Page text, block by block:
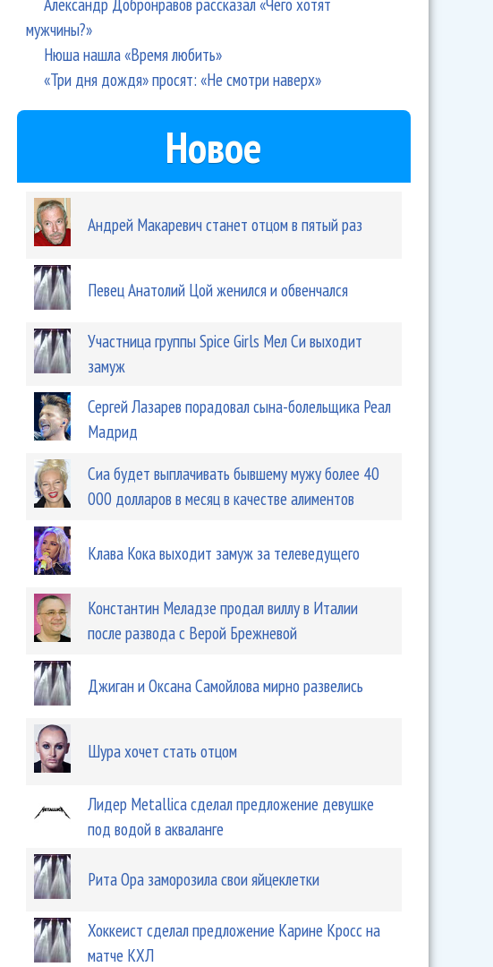
мужчины?»
Нюша нашла «Время любить»
«Три дня дождя» просят: «Не смотри наверх»
Новое
Андрей Макаревич станет отцом в пятый раз
Певец Анатолий Цой женился и обвенчался
Участница группы Spice Girls Мел Си выходит
замуж
Сергей Лазарев порадовал сына-болельщика Реал
Мадрид
Сиа будет выплачивать бывшему мужу более 40
000 долларов в месяц в качестве алиментов
Клава Кока выходит замуж за телеведущего
Константин Меладзе продал виллу в Италии
после развода с Верой Брежневой
Джиган и Оксана Самойлова мирно развелись
Шура хочет стать отцом
Лидер Metallica сделал предложение девушке
под водой в акваланге
Рита Ора заморозила свои яйцеклетки
Хоккеист сделал предложение Карине Кросс на
матче КХЛ